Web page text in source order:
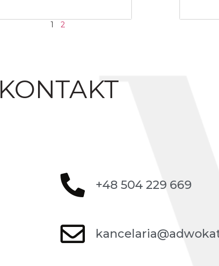
1 2
KONTAKT
+48 504 229 669